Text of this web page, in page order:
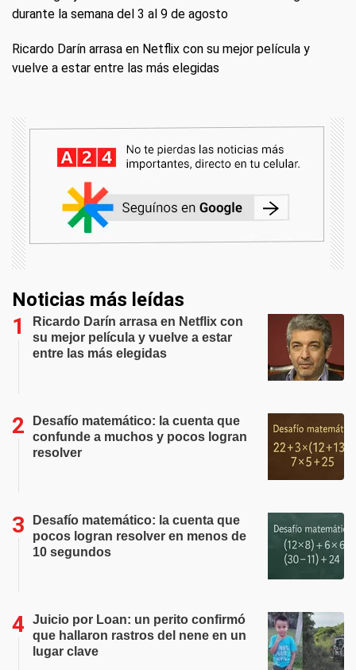
durante la semana del 3 al 9 de agosto
Ricardo Darín arrasa en Netflix con su mejor película y
vuelve a estar entre las más elegidas
Noticias más leídas
Ricardo Darín arrasa en Netflix con
su mejor película y vuelve a estar
entre las más elegidas
Desafío matemático: la cuenta que
confunde a muchos y pocos logran
resolver
Desafío matemático: la cuenta que
pocos logran resolver en menos de
10 segundos
Juicio por Loan: un perito confirmó
que hallaron rastros del nene en un
lugar clave